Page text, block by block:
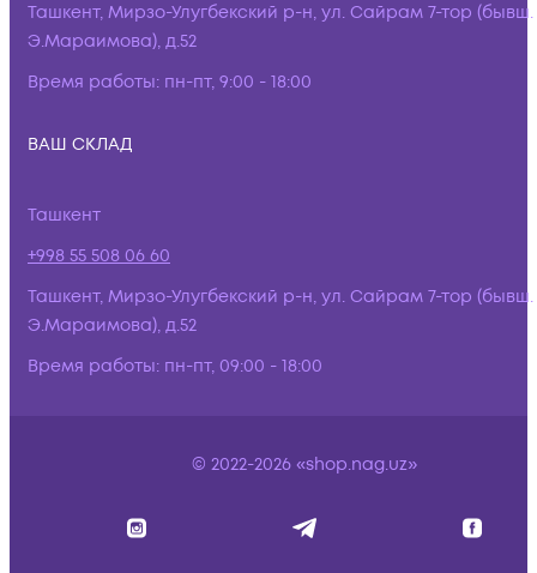
Ташкент, Мирзо-Улугбекский р-н, ул. Сайрам 7-тор (бывш.
Э.Мараимова), д.52
Время работы: пн-пт, 9:00 - 18:00
ВАШ СКЛАД
Ташкент
+998 55 508 06 60
Ташкент, Мирзо-Улугбекский р-н, ул. Сайрам 7-тор (бывш.
Э.Мараимова), д.52
Время работы: пн-пт, 09:00 - 18:00
© 2022-2026 «shop.nag.uz»